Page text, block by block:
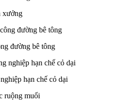
xưởng
đường bê tông
hạn chế cỏ dại